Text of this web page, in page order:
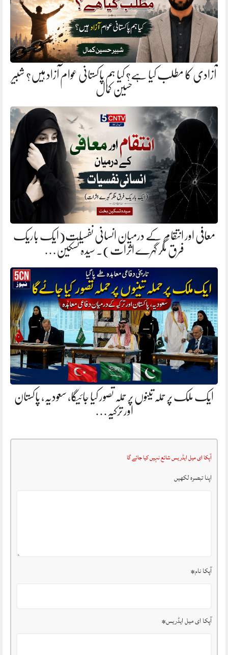
آزادی کا مطلب کیا ہے؟ کیا ہم پاکستانی عوام آزاد ہیں؟ شبیر
حسین کمال
معافی اور انتقام کے درمیان انسانی نفسیات(ایک باریک
فرق مگر گہرے اثرات). سیدہ تسکین…
ایک ملک پر حملہ تینوں پر حملہ تصور کیا جائیگا، سعودیہ، پاکستان
اور ترکیہ…
آپکا ای میل ایڈریس شائع نہیں کیا جائے گا
اپنا تبصرہ لکھیں
آپکا نام*
آپکا ای میل ایڈریس*